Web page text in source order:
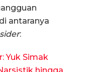
antaranya
:
Yuk Simak